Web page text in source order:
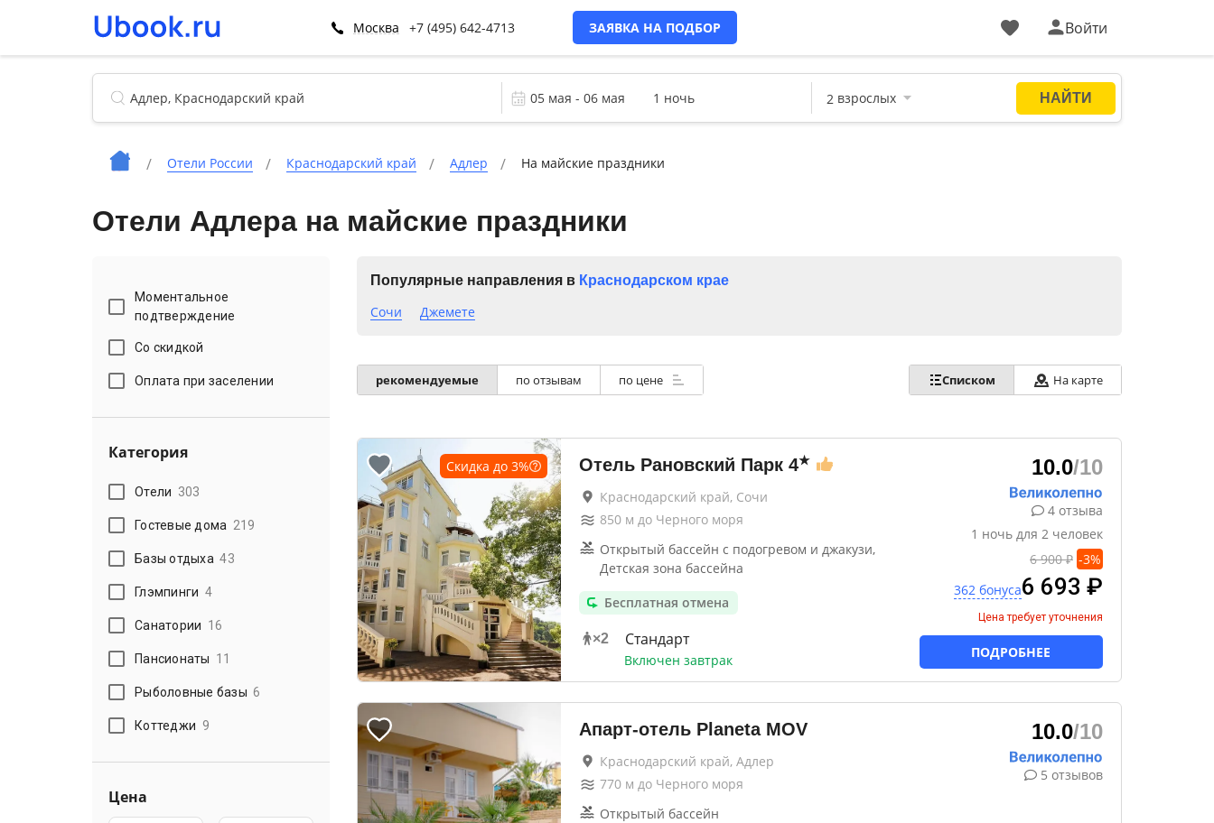
Москва +7 (495) 642-4713 ЗАЯВКА НА ПОДБОР Войти
Отели России Краснодарский край Адлер На майские праздники
Отели Адлера на майские праздники
Моментальное
подтверждение
Со скидкой
Оплата при заселении
Категория
Отели 303
Гостевые дома 219
Базы отдыха 43
Глэмпинги 4
Санатории 16
Пансионаты 11
Рыболовные базы 6
Коттеджи 9
Цена
Популярные направления в Краснодарском крае
Сочи Джемете
рекомендуемые по отзывам по цене Списком На карте
Скидка до 3% Отель Рановский Парк 4★
Краснодарский край, Сочи
850м до Черного моря
Открытый бассейн с подогревом и джакузи,
Детская зона бассейна
Бесплатная отмена
×2 Стандарт
Включен завтрак
10.0/10
4 отзыва
1 ночь для 2 человек
6 900 ₽ -3%
362 бонуса6 693 ₽
Цена требует уточнения
ПОДРОБНЕЕ
Апарт-отель Planeta MOV
Краснодарский край, Адлер
770м до Черного моря
Открытый бассейн
10.0/10
5 отзывов